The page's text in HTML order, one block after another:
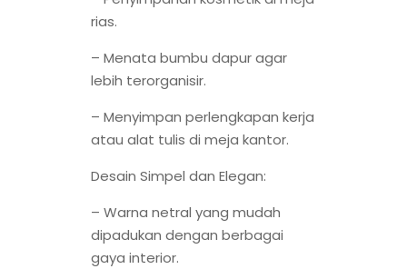
rias.
– Menata bumbu dapur agar
lebih terorganisir.
– Menyimpan perlengkapan kerja
atau alat tulis di meja kantor.
Desain Simpel dan Elegan:
– Warna netral yang mudah
dipadukan dengan berbagai
gaya interior.